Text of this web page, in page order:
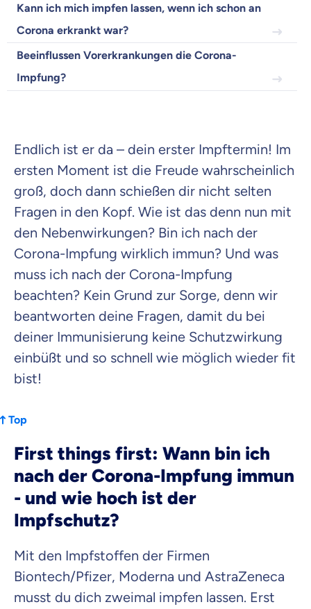
Kann ich mich impfen lassen, wenn ich schon an
Corona erkrankt war?
Beeinflussen Vorerkrankungen die Corona-
Impfung?
Endlich ist er da – dein erster Impftermin! Im
ersten Moment ist die Freude wahrscheinlich
groß, doch dann schießen dir nicht selten
Fragen in den Kopf. Wie ist das denn nun mit
den Nebenwirkungen? Bin ich nach der
Corona-Impfung wirklich immun? Und was
muss ich nach der Corona-Impfung
beachten? Kein Grund zur Sorge, denn wir
beantworten deine Fragen, damit du bei
deiner Immunisierung keine Schutzwirkung
einbüßt und so schnell wie möglich wieder fit
bist!
Top
First things first: Wann bin ich
nach der Corona-Impfung immun
- und wie hoch ist der
Impfschutz?
Mit den Impfstoffen der Firmen
Biontech/Pfizer, Moderna und AstraZeneca
musst du dich zweimal impfen lassen. Erst
Zahnzusatz
Versicherung
Krankenhaus
Versicherung
Mit dem Abschicken meiner Daten erkläre ich meineEinwilligungzur
Kontaktaufnahme durch ottonova.
Weiter zu deinen Informationen